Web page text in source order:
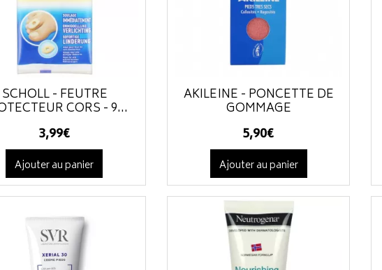
SCHOLL - FEUTRE
CORS - 9...
3,99€
Ajouter au panier
AKILEÏNE - PONCETTE DE
GOMMAGE
5,90€
Ajouter au panier